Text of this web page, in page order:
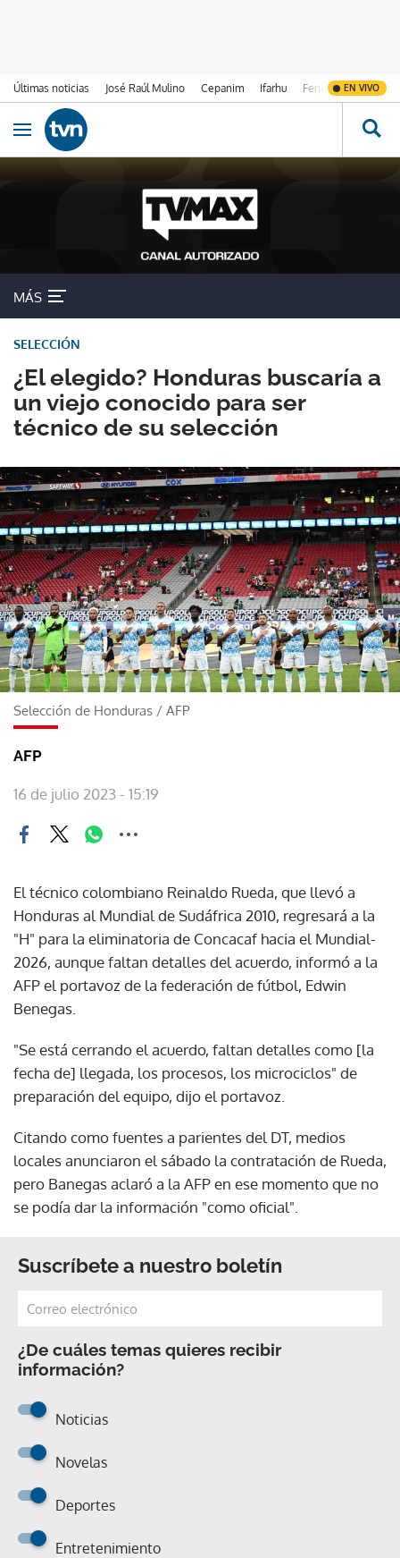
Últimas noticias José Raúl Mulino Cepanim Ifarhu Fenómeno de El
EN VIVO
Ir al contenido
Obrir navegació
MÁS
¿El elegido? Honduras buscaría a
un viejo conocido para ser
técnico de su selección
SELECCIÓN
Selección de Honduras / AFP
AFP
16 de julio 2023 - 15:19
El técnico colombiano Reinaldo Rueda, que llevó a
Honduras al Mundial de Sudáfrica 2010, regresará a la
"H" para la eliminatoria de Concacaf hacia el Mundial-
2026, aunque faltan detalles del acuerdo, informó a la
AFP el portavoz de la federación de fútbol, Edwin
Benegas.
"Se está cerrando el acuerdo, faltan detalles como [la
fecha de] llegada, los procesos, los microciclos" de
preparación del equipo, dijo el portavoz.
Citando como fuentes a parientes del DT, medios
locales anunciaron el sábado la contratación de Rueda,
pero Banegas aclaró a la AFP en ese momento que no
se podía dar la información "como oficial".
Suscríbete a nuestro boletín
¿De cuáles temas quieres recibir
información?
Noticias
Novelas
Deportes
Entretenimiento